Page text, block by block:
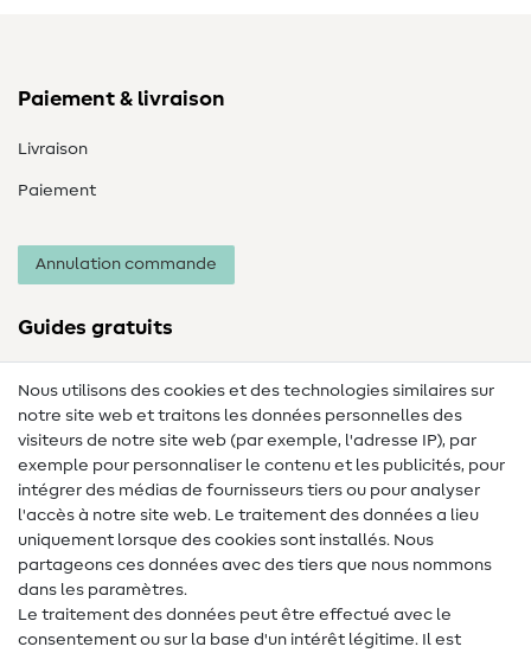
Paiement & livraison
Livraison
Paiement
Annulation commande
Guides gratuits
Lexique de couture
Tutos de couture
Aide & contact
Contact
Changement de propriétaire
FAQ
Nous utilisons des cookies et des technologies similaires sur
notre site web et traitons les données personnelles des
visiteurs de notre site web (par exemple, l'adresse IP), par
exemple pour personnaliser le contenu et les publicités, pour
intégrer des médias de fournisseurs tiers ou pour analyser
l'accès à notre site web. Le traitement des données a lieu
uniquement lorsque des cookies sont installés. Nous
partageons ces données avec des tiers que nous nommons
dans les paramètres.
Le traitement des données peut être effectué avec le
consentement ou sur la base d'un intérêt légitime. Il est